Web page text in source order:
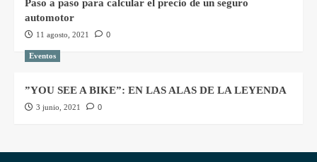
Paso a paso para calcular el precio de un seguro
automotor
11 agosto, 2021 0
Eventos
”YOU SEE A BIKE”: EN LAS ALAS DE LA LEYENDA
3 junio, 2021 0